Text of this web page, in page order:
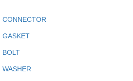
CONNECTOR
GASKET
BOLT
WASHER